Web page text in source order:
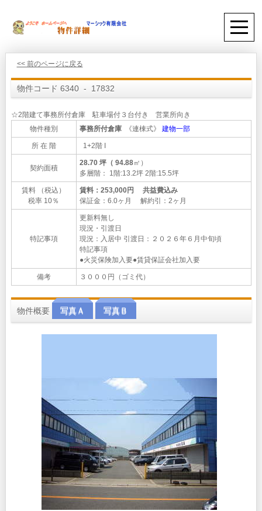
<< 前のページに戻る
物件コード 6340 - 17832
☆2階建て事務所付倉庫 駐車場付３台付き 営業所向き
物件種別
事務所付倉庫《連棟式》 建物一部
所 在 階 1+2階 I
契約面積
28.70 坪（ 94.88㎡）
多層階： 1階:13.2坪 2階:15.5坪
賃料 （税込）
税率 10％
賃料：253,000円 共益費込み
保証金：6.0ヶ月 解約引：2ヶ月
特記事項
更新料無し
現況・引渡日
現況：入居中 引渡日：２０２６年６月中旬頃
特記事項
●火災保険加入要●賃貸保証会社加入要
備考 ３０００円（ゴミ代）
物件概要 写真Ａ 写真Ｂ